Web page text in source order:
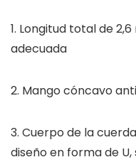
1. Longitud total de
adecuada
2. Mango cóncavo
3. Cuerpo de la
diseño en forma de